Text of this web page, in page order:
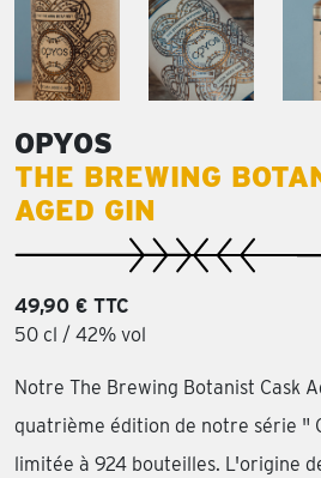
OPYOS
THE BREWING
AGED GIN
49,90 € TTC
50 cl / 42% vol
Notre The Brewing Botanist Cask
quatrième édition de notre série "
limitée à 924 bouteilles. L'origine